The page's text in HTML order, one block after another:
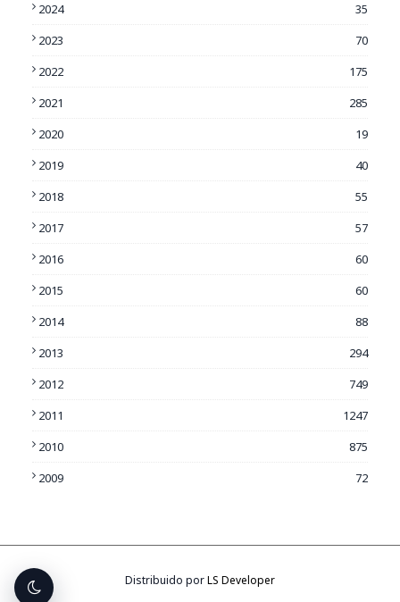
2024
35
2023
70
2022
175
2021
285
2020
19
2019
40
2018
55
2017
57
2016
60
2015
60
2014
88
2013
294
2012
749
2011
1247
2010
875
2009
72
Distribuido porLS Developer